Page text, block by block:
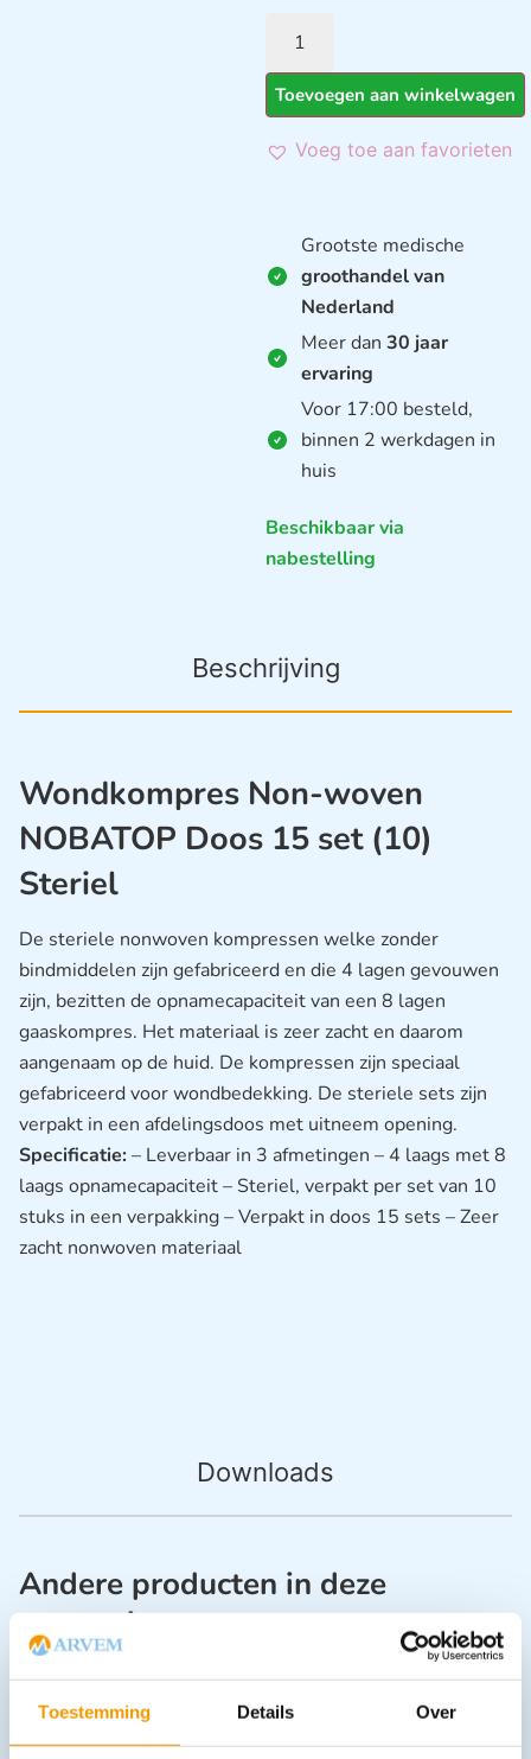
Toestemming Details Over
Toevoegen aan winkelwagen
Voeg toe aan favorieten
Grootste medische
groothandel van
Nederland
Meer dan 30 jaar
ervaring
Voor 17:00 besteld,
binnen 2 werkdagen in
huis
Beschikbaar via
nabestelling
Beschrijving
Downloads
Wondkompres Non-woven
NOBATOP Doos 15 set (10)
Steriel
De steriele nonwoven kompressen welke zonder
bindmiddelen zijn gefabriceerd en die 4 lagen gevouwen
zijn, bezitten de opnamecapaciteit van een 8 lagen
gaaskompres. Het materiaal is zeer zacht en daarom
aangenaam op de huid. De kompressen zijn speciaal
gefabriceerd voor wondbedekking. De steriele sets zijn
verpakt in een afdelingsdoos met uitneem opening.
Specificatie:– Leverbaar in 3 afmetingen – 4 laags met 8
laags opnamecapaciteit – Steriel, verpakt per set van 10
stuks in een verpakking – Verpakt in doos 15 sets – Zeer
zacht nonwoven materiaal
Andere producten in deze
categorie: